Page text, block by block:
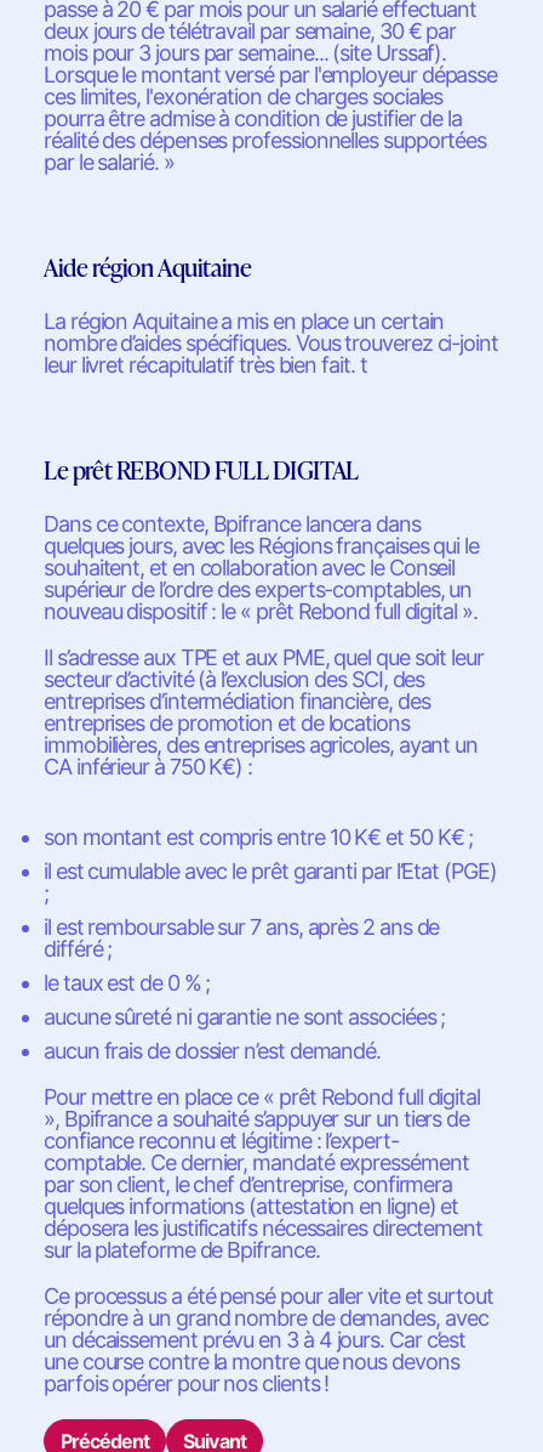
passe à 20 € par mois pour un salarié effectuant
deux jours de télétravail par semaine, 30 € par
mois pour 3 jours par semaine... (site Urssaf).
Lorsque le montant versé par l'employeur dépasse
ces limites, l'exonération de charges sociales
pourra être admise à condition de justifier de la
réalité des dépenses professionnelles supportées
par le salarié. »
Aide région Aquitaine
La région Aquitaine a mis en place un certain
nombre d’aides spécifiques. Vous trouverez ci-joint
leur livret récapitulatif très bien fait. t
Le prêt REBOND FULL DIGITAL
Dans ce contexte, Bpifrance lancera dans
quelques jours, avec les Régions françaises qui le
souhaitent, et en collaboration avec le Conseil
supérieur de l’ordre des experts-comptables, un
nouveau dispositif : le « prêt Rebond full digital ».
Il s’adresse aux TPE et aux PME, quel que soit leur
secteur d’activité (à l’exclusion des SCI, des
entreprises d’intermédiation financière, des
entreprises de promotion et de locations
immobilières, des entreprises agricoles, ayant un
CA inférieur à 750 K€) :
son montant est compris entre 10 K€ et 50 K€ ;
il est cumulable avec le prêt garanti par l’Etat (PGE)
;
il est remboursable sur 7 ans, après 2 ans de
différé ;
le taux est de 0 % ;
aucune sûreté ni garantie ne sont associées ;
aucun frais de dossier n’est demandé.
Pour mettre en place ce « prêt Rebond full digital
», Bpifrance a souhaité s’appuyer sur un tiers de
confiance reconnu et légitime : l’expert-
comptable. Ce dernier, mandaté expressément
par son client, le chef d’entreprise, confirmera
quelques informations (attestation en ligne) et
déposera les justificatifs nécessaires directement
sur la plateforme de Bpifrance.
Ce processus a été pensé pour aller vite et surtout
répondre à un grand nombre de demandes, avec
un décaissement prévu en 3 à 4 jours. Car c’est
une course contre la montre que nous devons
parfois opérer pour nos clients !
Précédent Suivant